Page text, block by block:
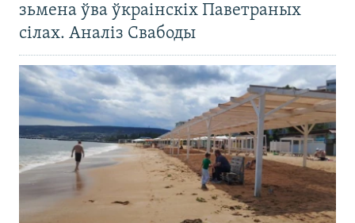
зьмена ўва ўкраінскіх Паветраных
сілах. Аналіз Свабоды